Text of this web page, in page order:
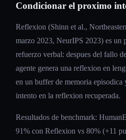
Condicionar el proximo
Reflexion (Shinn et al.,
marzo 2023, NeurIPS 2023) es un
refuerzo verbal: despues del fallo
agente genera una reflexion en
en un buffer de memoria
intento en la reflexion recuperada.
Resultados de benchmark:
91% con Reflexion vs 80% (+11